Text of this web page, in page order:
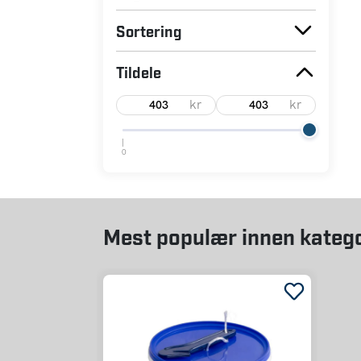
Lagerstatus
Sortering
Tildele
0
Mest populær innen